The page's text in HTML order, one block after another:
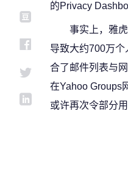
的Privacy
事实上，雅
导致大约700万
合了邮件列表与
在Yahoo Groups
或许再次令部分